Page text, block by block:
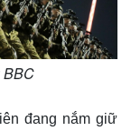
BBC
đang nắm giữ